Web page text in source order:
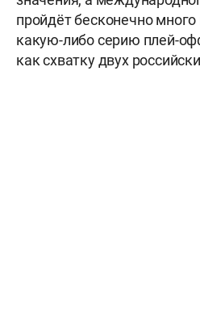
пройдёт бесконечно
какую-либо серию плей-
как схватку двух